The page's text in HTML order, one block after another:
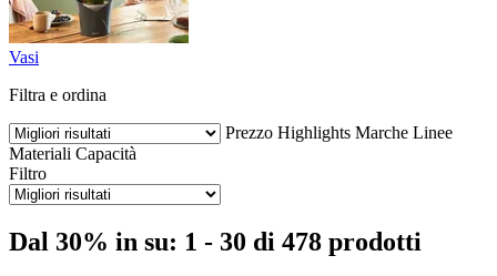
Vasi
Filtra e ordina
Prezzo Highlights Marche Linee
Materiali Capacità
Filtro
Dal 30% in su: 1 - 30 di 478 prodotti